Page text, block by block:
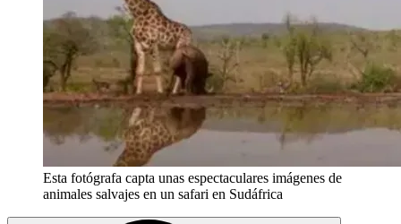
Esta fotógrafa capta unas espectaculares imágenes de
animales salvajes en un safari en Sudáfrica